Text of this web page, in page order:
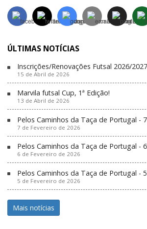
ÚLTIMAS NOTÍCIAS
Inscrições/Renovações Futsal 2026/2027
15 de Abril de 2026
Marvila futsal Cup, 1ª Edição!
13 de Abril de 2026
Pelos Caminhos da Taça de Portugal -
7 de Fevereiro de 2026
Pelos Caminhos da Taça de Portugal -
6 de Fevereiro de 2026
Pelos Caminhos da Taça de Portugal -
5 de Fevereiro de 2026
Mais notícias